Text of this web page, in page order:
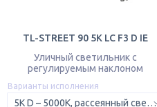
TL-STREET 90 5K LC F3 D IE
Уличный светильник с
регулируемым наклоном
Варианты исполнения
5K D – 5000K, рассеянный свет 120°